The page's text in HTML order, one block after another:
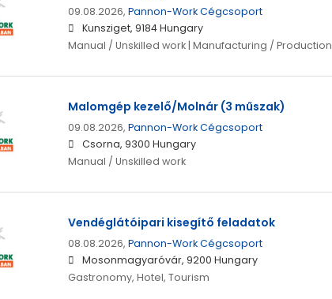
09.08.2026, Pannon-Work Cégcsoport
Kunsziget, 9184 Hungary
Manual / Unskilled work | Manufacturing / Production
Malomgép kezelő/Molnár (3 műszak)
09.08.2026, Pannon-Work Cégcsoport
Csorna, 9300 Hungary
Manual / Unskilled work
Vendéglátóipari kisegítő feladatok
08.08.2026, Pannon-Work Cégcsoport
Mosonmagyaróvár, 9200 Hungary
Gastronomy, Hotel, Tourism